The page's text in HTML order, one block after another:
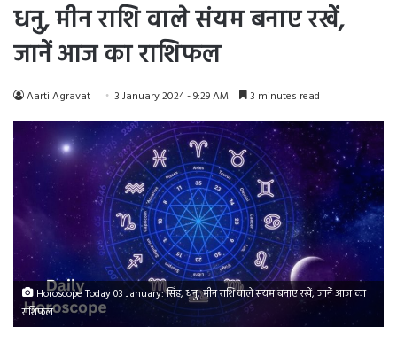
धनु, मीन राशि वाले संयम बनाए रखें,
जानें आज का राशिफल
Aarti Agravat 3 January 2024 - 9:29 AM 3 minutes read
Horoscope Today 03 January: सिंह, धनु, मीन राशि वाले संयम बनाए रखें, जानें आज का
राशिफल